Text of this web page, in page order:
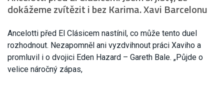
dokážeme zvítězit i bez Karima. Xavi Barcelonu
Ancelotti před El Clásicem nastínil, co může tento duel
rozhodnout. Nezapomněl ani vyzdvihnout práci Xaviho a
promluvil i o dvojici Eden Hazard – Gareth Bale. „Půjde o
velice náročný zápas,